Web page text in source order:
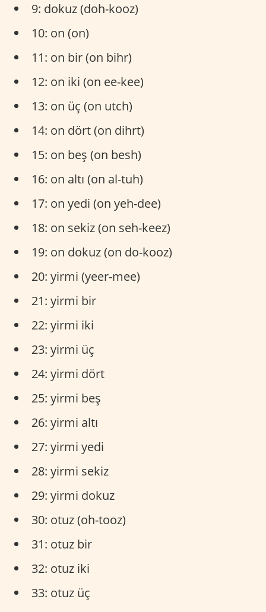
9: dokuz (doh-kooz)
10: on (on)
11: on bir (on bihr)
12: on iki (on ee-kee)
13: on üç (on utch)
14: on dört (on dihrt)
15: on beş (on besh)
16: on altı (on al-tuh)
17: on yedi (on yeh-dee)
18: on sekiz (on seh-keez)
19: on dokuz (on do-kooz)
20: yirmi (yeer-mee)
21: yirmi bir
22: yirmi iki
23: yirmi üç
24: yirmi dört
25: yirmi beş
26: yirmi altı
27: yirmi yedi
28: yirmi sekiz
29: yirmi dokuz
30: otuz (oh-tooz)
31: otuz bir
32: otuz iki
33: otuz üç